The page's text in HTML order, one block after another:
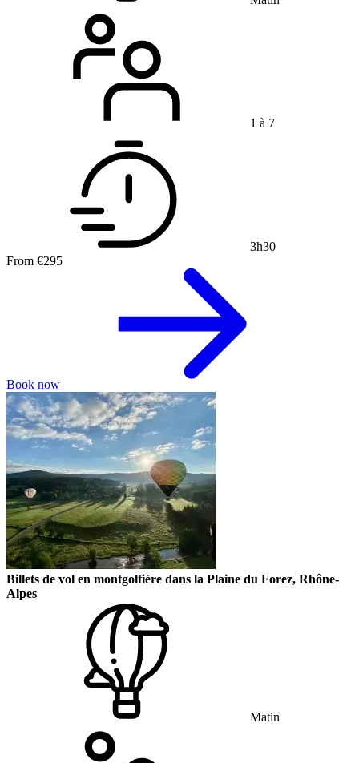
1 à 7
3h30
From €295
Book now
Billets de vol en montgolfière dans la Plaine du Forez, Rhône-
Alpes
Matin